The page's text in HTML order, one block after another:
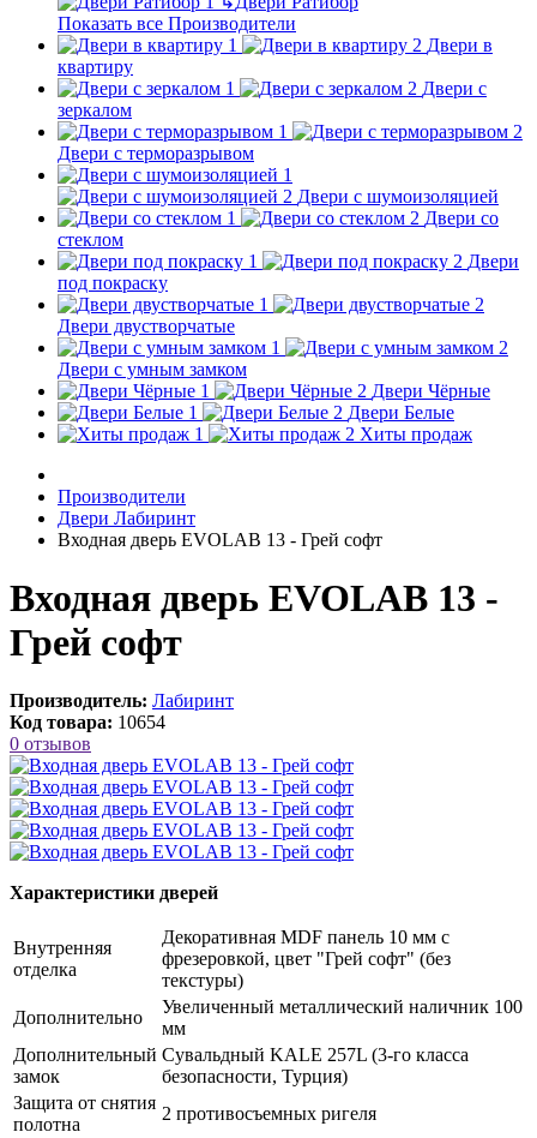
Показать все Производители
Двери в
квартиру
Двери с
зеркалом
Двери с терморазрывом
Двери с шумоизоляцией
Двери со
стеклом
Двери
под покраску
Двери двустворчатые
Двери с умным замком
Двери Чёрные
Двери Белые
Хиты продаж
Производители
Двери Лабиринт
Входная дверь EVOLAB 13 - Грей софт
Входная дверь EVOLAB 13 -
Грей софт
Производитель: Лабиринт
Код товара: 10654
0 отзывов
Характеристики дверей
Внутренняя
отделка
Декоративная MDF панель 10 мм с
фрезеровкой, цвет "Грей софт" (без
текстуры)
Дополнительно
Увеличенный металлический наличник 100
мм
Дополнительный
замок
Сувальдный KALE 257L (3-го класса
безопасности, Турция)
Защита от снятия
полотна
2 противосъемных ригеля